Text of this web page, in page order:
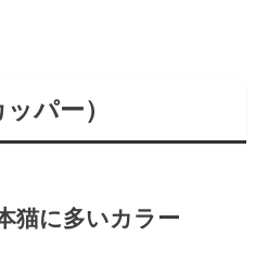
パー）
猫に多いカラー